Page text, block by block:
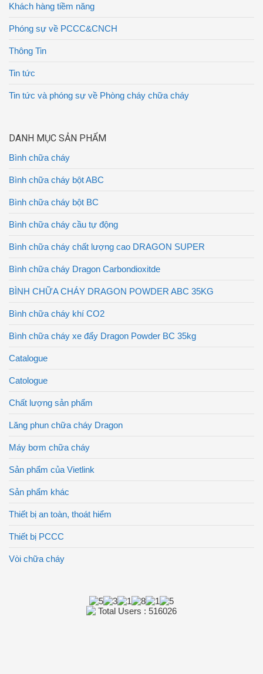
Khách hàng tiềm năng
Phóng sự về PCCC&CNCH
Thông Tin
Tin tức
Tin tức và phóng sự về Phòng cháy chữa cháy
DANH MỤC SẢN PHẨM
Bình chữa cháy
Bình chữa cháy bột ABC
Bình chữa cháy bột BC
Bình chữa cháy cầu tự động
Bình chữa cháy chất lượng cao DRAGON SUPER
Bình chữa cháy Dragon Carbondioxitde
BÌNH CHỮA CHÁY DRAGON POWDER ABC 35KG
Bình chữa cháy khí CO2
Bình chữa cháy xe đẩy Dragon Powder BC 35kg
Catalogue
Catologue
Chất lượng sản phẩm
Lăng phun chữa cháy Dragon
Máy bơm chữa cháy
Sản phẩm của Vietlink
Sản phẩm khác
Thiết bị an toàn, thoát hiểm
Thiết bị PCCC
Vòi chữa cháy
Total Users : 516026